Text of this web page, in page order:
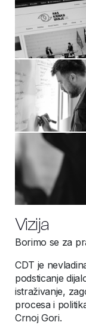
Vizija
Borimo se za
CDT je
podsticanje
istraživanje,
procesa i
Crnoj Gori.